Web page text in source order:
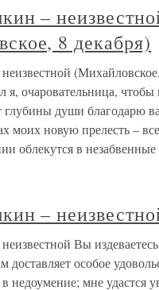
–
8 декабря)
я, очаровательница,
души благодарю
моих новую прелесть –
облекутся в
–
Вы
доставляет особое
недоумение; мне удастся